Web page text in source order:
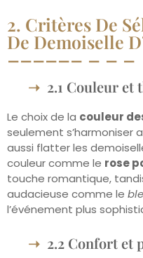
2. Critères De
De Demoiselle
2.1 Couleur et
Le choix de la couleur
seulement s’harmoniser
aussi flatter les
couleur comme le rose
touche romantique,
audacieuse comme le
l’événement plus
2.2 Confort et